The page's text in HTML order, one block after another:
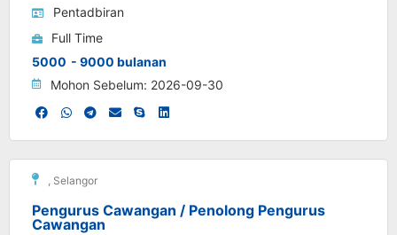
Pentadbiran
Full Time
5000 - 9000 bulanan
Mohon Sebelum: 2026-09-30
, Selangor
Pengurus Cawangan / Penolong Pengurus
Cawangan